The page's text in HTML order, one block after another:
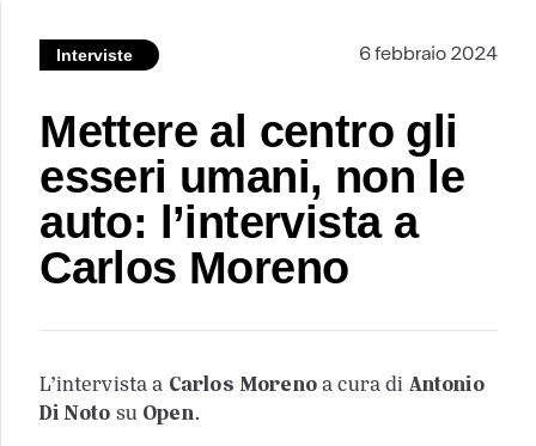
Interviste 6 febbraio 2024
Mettere al centro gli
esseri umani, non le
auto: l’intervista a
Carlos Moreno
L’intervista a Carlos Morenoa cura di Antonio
Di Noto su Open.